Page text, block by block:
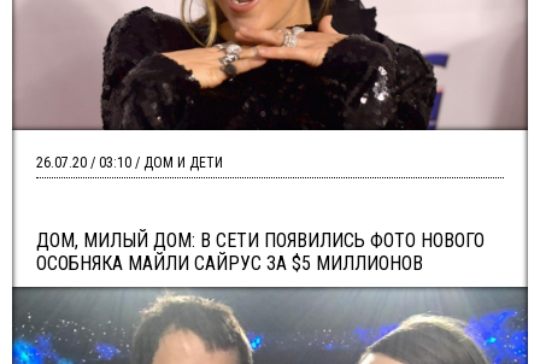
ДОМ, МИЛЫЙ ДОМ: В СЕТИ ПОЯВИЛИСЬ ФОТО НОВОГО
ОСОБНЯКА МАЙЛИ САЙРУС ЗА $5 МИЛЛИОНОВ
26.07.20 / 03:10 / ДОМ И ДЕТИ